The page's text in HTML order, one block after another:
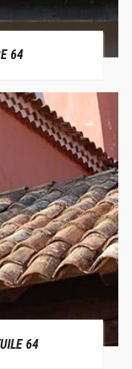
64
64